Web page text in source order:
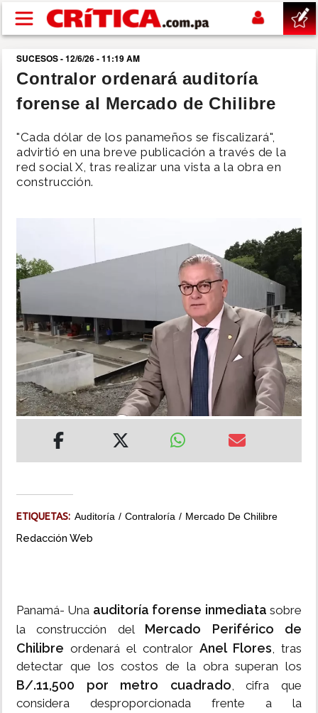
Pasar al contenido principal
buscar
SUCESOS
NACIONAL
POLÍTICA
DEPORTES
MUNDO
INSÓLITAS
MULTIMEDIA
SUCESOS - 12/6/26 - 11:19 AM
Contralor ordenará auditoría
forense al Mercado de Chilibre
"Cada dólar de los panameños se fiscalizará",
advirtió en una breve publicación a través de la
red social X, tras realizar una vista a la obra en
construcción.
ETIQUETAS: Auditoría Contraloría Mercado De Chilibre
Redacción Web
Panamá- Una auditoría forense inmediata sobre
la construcción del Mercado Periférico de
Chilibre ordenará el contralor Anel Flores, tras
detectar que los costos de la obra superan los
B/.11,500 por metro cuadrado, cifra que
considera desproporcionada frente a la